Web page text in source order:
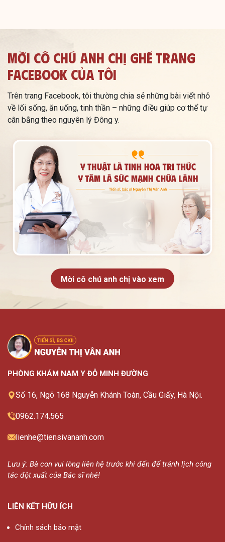
Mời Cô Chú Anh Chị Ghé Trang
Facebook Của Tôi
Trên trang Facebook, tôi thường chia sẻ những bài viết nhỏ
về lối sống, ăn uống, tinh thần – những điều giúp cơ thể tự
cân bằng theo nguyên lý Đông y.
Mời cô chú anh chị vào xem
PHÒNG KHÁM NAM Y ĐỖ MINH ĐƯỜNG
Số 16, Ngõ 168 Nguyễn Khánh Toàn, Cầu Giấy, Hà Nội.
0962.174.565
lienhe@tiensivananh.com
Lưu ý: Bà con vui lòng liên hệ trước khi đến để tránh lịch công
tác đột xuất của Bác sĩ nhé!
LIÊN KẾT HỮU ÍCH
Chính sách bảo mật